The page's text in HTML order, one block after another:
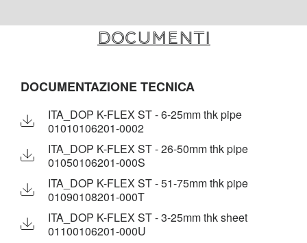
Documenti
DOCUMENTAZIONE TECNICA
ITA_DOP K-FLEX ST - 6-25mm thk pipe
01010106201-0002
ITA_DOP K-FLEX ST - 26-50mm thk pipe
01050106201-000S
ITA_DOP K-FLEX ST - 51-75mm thk pipe
01090108201-000T
ITA_DOP K-FLEX ST - 3-25mm thk sheet
01100106201-000U